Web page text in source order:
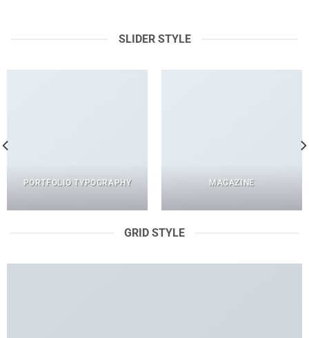
SLIDER STYLE
PORTFOLIO TYPOGRAPHY MAGAZINE
GRID STYLE